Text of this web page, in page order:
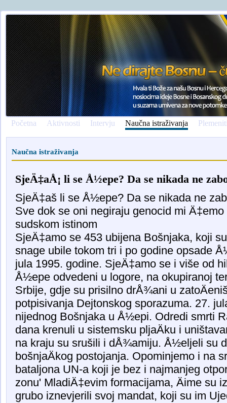
Početna Aktivnosti Intervju Naučna istraživanja
Naučna istraživanja
SjeÄ‡aÅ¡ li se Å½epe? Da se nikada ne
SjeÄ‡aš li se Å½epe? Da se nikada ne
Sve dok se oni negiraju genocid mi Ä‡emo
sudskom istinom
SjeÄ‡amo se 453 ubijena Bošnjaka, koji
snage ubile tokom tri i po godine opsade
jula 1995. godine. SjeÄ‡amo se i više od
Å½epe odvedeni u logore, na okupiranoj
Srbije, gdje su prisilno drÅ¾ani u
potpisivanja Dejtonskog sporazuma. 27.
nijednog Bošnjaka u Å½epi. Odredi smrti
dana krenuli u sistemsku pljaÄku i
na kraju su srušili i dÅ¾amiju. Å½eljeli su
bošnjaÄkog postojanja. Opominjemo i na
bataljona UN-a koji je bez i najmanjeg
zonu' MladiÄ‡evim formacijama, Äime su
grubo iznevjerili svoj mandat, koji su im